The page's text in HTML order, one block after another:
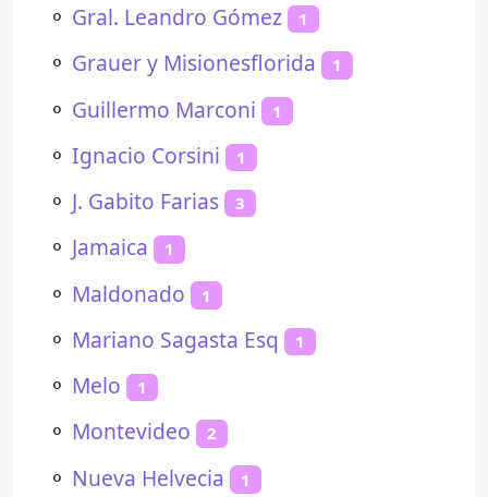
⚬ Gral. Leandro Gómez 1
⚬ Grauer y Misionesflorida 1
⚬ Guillermo Marconi 1
⚬ Ignacio Corsini 1
⚬ J. Gabito Farias 3
⚬ Jamaica 1
⚬ Maldonado 1
⚬ Mariano Sagasta Esq 1
⚬ Melo 1
⚬ Montevideo 2
⚬ Nueva Helvecia 1